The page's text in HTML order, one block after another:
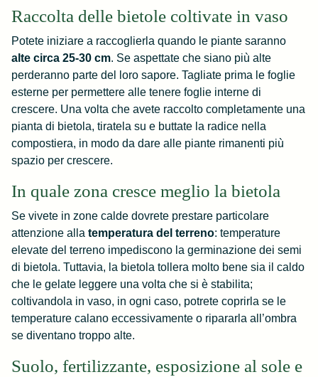
Raccolta delle bietole coltivate in vaso
Potete iniziare a raccoglierla quando le piante saranno
alte circa 25-30 cm. Se aspettate che siano più alte
perderanno parte del loro sapore. Tagliate prima le foglie
esterne per permettere alle tenere foglie interne di
crescere. Una volta che avete raccolto completamente una
pianta di bietola, tiratela su e buttate la radice nella
compostiera, in modo da dare alle piante rimanenti più
spazio per crescere.
In quale zona cresce meglio la bietola
Se vivete in zone calde dovrete prestare particolare
attenzione alla temperatura del terreno: temperature
elevate del terreno impediscono la germinazione dei semi
di bietola. Tuttavia, la bietola tollera molto bene sia il caldo
che le gelate leggere una volta che si è stabilita;
coltivandola in vaso, in ogni caso, potrete coprirla se le
temperature calano eccessivamente o ripararla all’ombra
se diventano troppo alte.
Suolo, fertilizzante, esposizione al sole e